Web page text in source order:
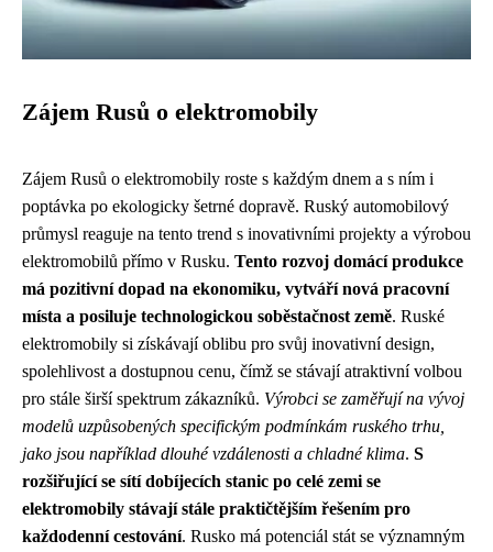
Zájem Rusů o elektromobily
Zájem Rusů o elektromobily roste s každým dnem a s ním i
poptávka po ekologicky šetrné dopravě. Ruský automobilový
průmysl reaguje na tento trend s inovativními projekty a výrobou
elektromobilů přímo v Rusku. Tento rozvoj domácí produkce
má pozitivní dopad na ekonomiku, vytváří nová pracovní
místa a posiluje technologickou soběstačnost země. Ruské
elektromobily si získávají oblibu pro svůj inovativní design,
spolehlivost a dostupnou cenu, čímž se stávají atraktivní volbou
pro stále širší spektrum zákazníků. Výrobci se zaměřují na vývoj
modelů uzpůsobených specifickým podmínkám ruského trhu,
jako jsou například dlouhé vzdálenosti a chladné klima. S
rozšiřující se sítí dobíjecích stanic po celé zemi se
elektromobily stávají stále praktičtějším řešením pro
každodenní cestování. Rusko má potenciál stát se významným